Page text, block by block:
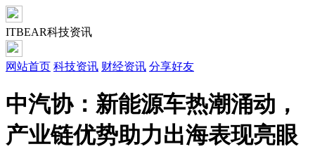
ITBEAR科技资讯
网站首页 科技资讯 财经资讯 分享好友
中汽协：新能源车热潮涌动，
产业链优势助力出海表现亮眼